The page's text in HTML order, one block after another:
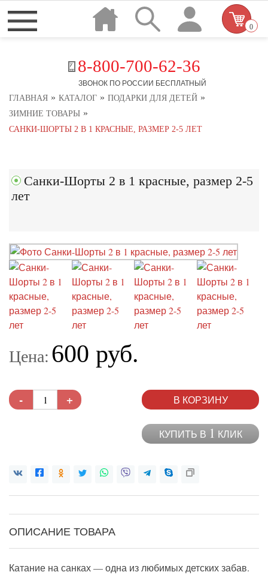
8-800-700-62-36
ЗВОНОК ПО РОССИИ БЕСПЛАТНЫЙ
0
ГЛАВНАЯ » КАТАЛОГ » ПОДАРКИ ДЛЯ ДЕТЕЙ »
ЗИМНИЕ ТОВАРЫ »
САНКИ-ШОРТЫ 2 В 1 КРАСНЫЕ, РАЗМЕР 2-5 ЛЕТ
Санки-Шорты 2 в 1 красные, размер 2-5
лет
Цена: 600 руб.
- + В КОРЗИНУ
КУПИТЬ В 1 КЛИК
ОПИСАНИЕ ТОВАРА
Катание на санках — одна из любимых детских забав.